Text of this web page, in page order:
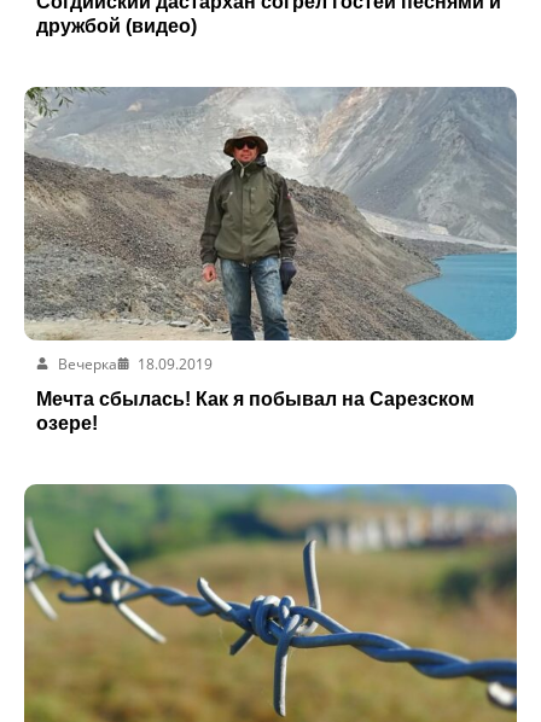
дружбой (видео)
Вечерка
18.09.2019
Мечта сбылась! Как я побывал на Сарезском
озере!